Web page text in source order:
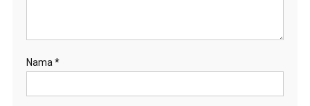
Nama *